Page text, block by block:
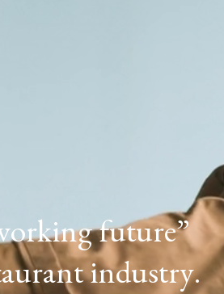
orkingfuture”
aurantindustry.